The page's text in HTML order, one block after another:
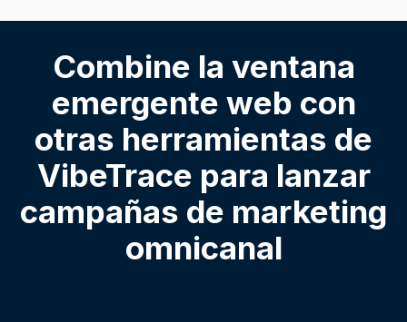
Combine la ventana
emergente web con
otras herramientas de
VibeTrace para lanzar
campañas de marketing
omnicanal